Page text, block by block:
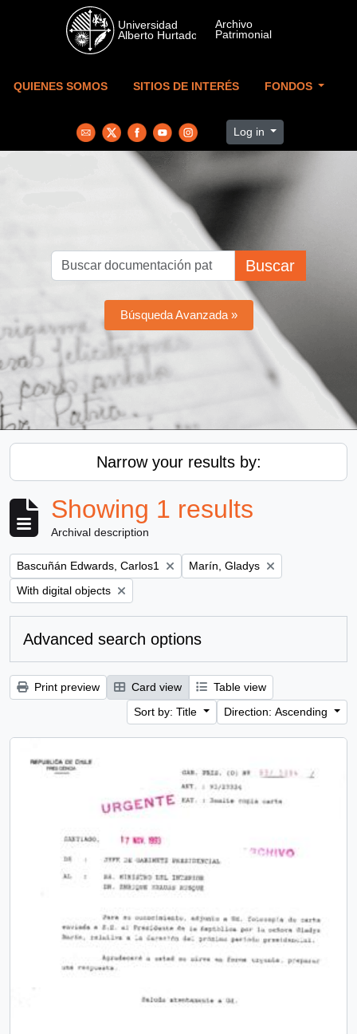
Skip to main content
QUIENES SOMOS SITIOS DE INTERÉS FONDOS
Log in
Buscar
Búsqueda Avanzada »
Narrow your results by:
Showing 1 results
Archival description
Remove filter:
Bascuñán Edwards, Carlos1 Remove filter:
Marín, Gladys
Remove filter:
With digital objects
Advanced search options
Print preview Card view
Table view
Sort by: Title
Direction: Ascending